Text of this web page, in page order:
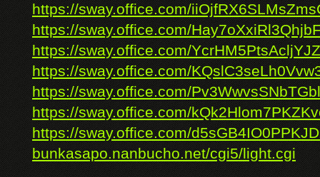
https://sway.office.com/
https://sway.office.com/
https://sway.office.com/YcrHM5PtsAcljYJZ
https://sway.office.com/
https://sway.office.com/
https://sway.office.com/
https://sway.office.com/
bunkasapo.nanbucho.net/cgi5/light.cgi